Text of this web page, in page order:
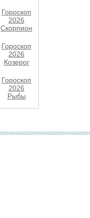
Гороскоп
2026
Скорпион
Гороскоп
2026
Козерог
Гороскоп
2026
Рыбы